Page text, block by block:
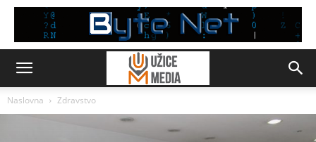
Naslovna Zdravstvo